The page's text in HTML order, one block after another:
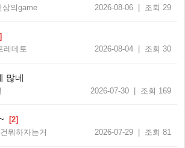
상의game 2026-08-06 | 조회 29
레데토 2026-08-04 | 조회 30
많네
2026-07-30 | 조회 169
[2]
뭐하자는거 2026-07-29 | 조회 81